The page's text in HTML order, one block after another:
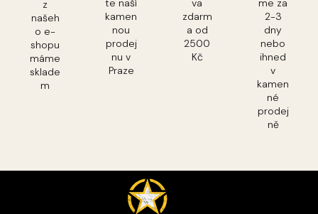
z
našeh
o e-
shopu
máme
sklade
m
kamen
nou
prodej
nu v
Praze
zdarm
a od
2500
Kč
2-3
dny
nebo
ihned
v
kamen
né
prodej
ně